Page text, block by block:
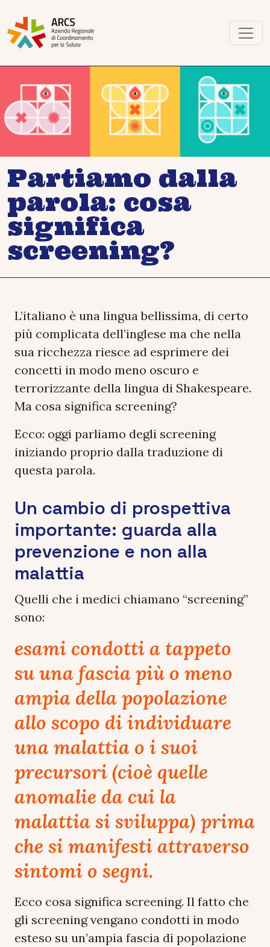
Partiamo dalla
parola: cosa
significa
screening?
L’italiano è una lingua bellissima, di certo
più complicata dell’inglese ma che nella
sua ricchezza riesce ad esprimere dei
concetti in modo meno oscuro e
terrorizzante della lingua di Shakespeare.
Ma cosa significa screening?
Ecco: oggi parliamo degli screening
iniziando proprio dalla traduzione di
questa parola.
Un cambio di prospettiva
importante: guarda alla
prevenzione e non alla
malattia
Quelli che i medici chiamano “screening”
sono:
esami condotti a tappeto
su una fascia più o meno
ampia della popolazione
allo scopo di individuare
una malattia o i suoi
precursori (cioè quelle
anomalie da cui la
malattia si sviluppa) prima
che si manifesti attraverso
sintomi o segni.
Ecco cosa significa screening. Il fatto che
gli screening vengano condotti in modo
esteso su un’ampia fascia di popolazione